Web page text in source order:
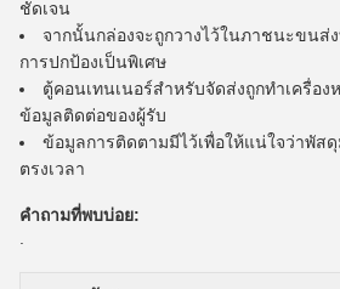
ชัดเจน
จากนั้นกล่องจะถูกวางไว้ในภาชนะขน
การปกป้องเป็นพิเศษ
ตู้คอนเทนเนอร์สำหรับจัดส่งถูกทำเครื่อ
ข้อมูลติดต่อของผู้รับ
ข้อมูลการติดตามมีไว้เพื่อให้แน่ใจว่าพัส
ตรงเวลา
คำถามที่พบบ่อย: